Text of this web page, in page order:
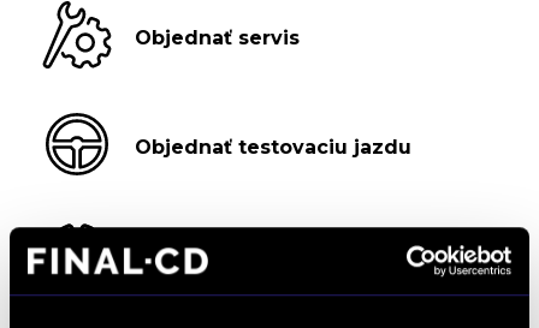
Objednať servis
Objednať testovaciu jazdu
Objednať náhradný diel
a príslušenstvo